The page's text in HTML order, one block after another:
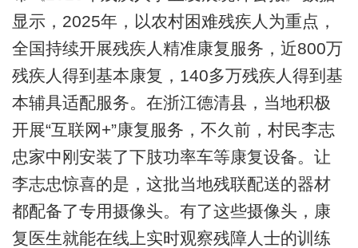
显示，2025年，以农村困难残疾人为重点，
全国持续开展残疾人精准康复服务，近800万
残疾人得到基本康复，140多万残疾人得到基
本辅具适配服务。在浙江德清县，当地积极
开展“互联网+”康复服务，不久前，村民李志
忠家中刚安装了下肢功率车等康复设备。让
李志忠惊喜的是，这批当地残联配送的器材
都配备了专用摄像头。有了这些摄像头，康
复医生就能在线上实时观察残障人士的训练